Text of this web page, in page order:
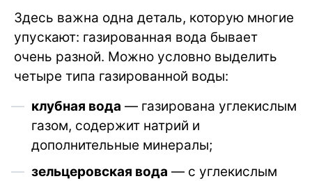
Здесь важна одна деталь, которую многие
упускают: газированная вода бывает
очень разной. Можно условно выделить
четыре типа газированной воды:
клубная вода — газирована углекислым
газом, содержит натрий и
дополнительные минералы;
зельцеровская вода — с углекислым